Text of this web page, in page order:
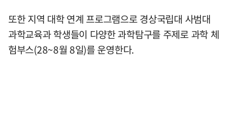
또한 지역 대학 연계 프로그램으로 경상국립대 사범대
과학교육과 학생들이 다양한 과학탐구를 주제로 과학 체
험부스(28~8월 8일)를 운영한다.